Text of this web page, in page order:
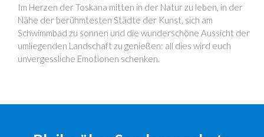
Im Herzen der Toskana mitten in der Natur zu leben, in der
Nähe der berühmtesten Städte der Kunst, sich am
Schwimmbad zu sonnen und die wunderschöne Aussicht der
umliegenden Landschaft zu genießen: all dies wird euch
unvergessliche Emotionen schenken.